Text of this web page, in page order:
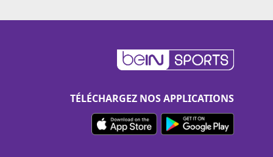
TÉLÉCHARGEZ NOS APPLICATIONS